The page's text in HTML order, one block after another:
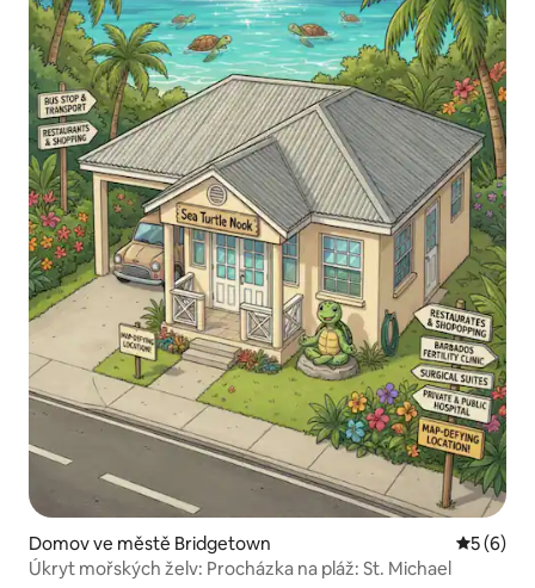
Domov ve městě Bridgetown
5 (6)
Úkryt mořských želv: Procházka na pláž: St. Michael